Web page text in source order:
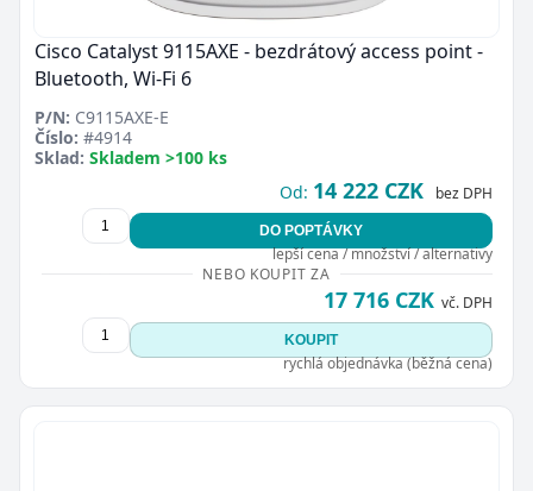
Cisco Catalyst 9115AXE - bezdrátový access point -
Bluetooth, Wi-Fi 6
P/N: C9115AXE-E
Číslo: #4914
Sklad: Skladem >100 ks
Od: 14 222 CZK bez DPH
DO POPTÁVKY
lepší cena / množství / alternativy
NEBO KOUPIT ZA
17 716 CZK vč. DPH
KOUPIT
rychlá objednávka (běžná cena)